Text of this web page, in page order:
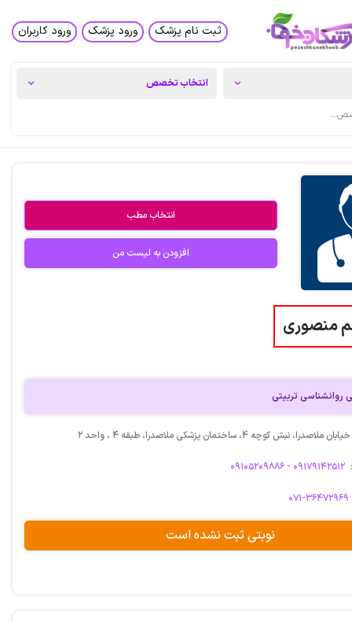
ثبت نام پزشک ورود پزشک ورود کاربران
انتخاب مطب
افزودن به لیست من
منصوری
تربیتی
نبش کوچه 4، ساختمان پزشکی ملاصدرا، طبقه ٤ ، واحد ۲
۰۹۱۰۵۲۰۹۸۸۶ - ۰۹۱۷۹۱۴۲۵۱۲
۰۷۱-۳۶۴۷۲۹۶۹
نوبتی ثبت نشده است